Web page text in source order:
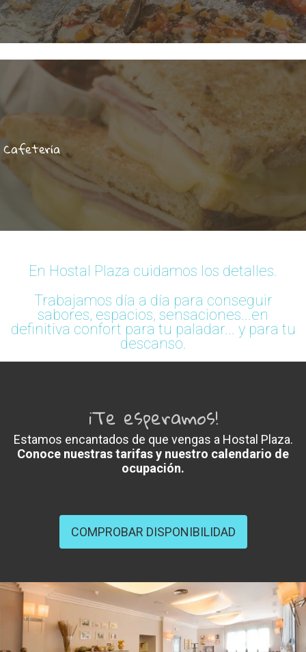
Cafetería
En Hostal Plaza cuidamos los detalles.
Trabajamos día a día para conseguir
sabores, espacios, sensaciones...en
definitiva confort para tu paladar... y para tu
descanso.
¡Te esperamos!
Estamos encantados de que vengas a Hostal Plaza.
Conoce nuestras tarifas y nuestro calendario de
ocupación.
COMPROBAR DISPONIBILIDAD